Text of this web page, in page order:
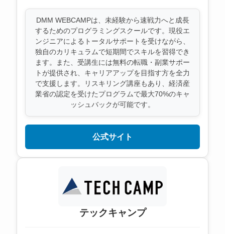
DMM WEBCAMPは、未経験から速戦力へと成長
するためのプログラミングスクールです。現役エ
ンジニアによるトータルサポートを受けながら、
独自のカリキュラムで短期間でスキルを習得でき
ます。また、受講生には無料の転職・副業サポー
トが提供され、キャリアアップを目指す方を全力
で支援します。リスキリング講座もあり、経済産
業省の認定を受けたプログラムで最大70%のキャ
ッシュバックが可能です。
公式サイト
テックキャンプ